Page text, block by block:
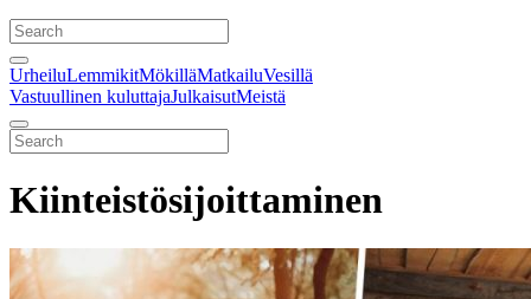
UrheiluLemmikitMökilläMatkailuVesillä
Vastuullinen kuluttajaJulkaisutMeistä
Kiinteistösijoittaminen